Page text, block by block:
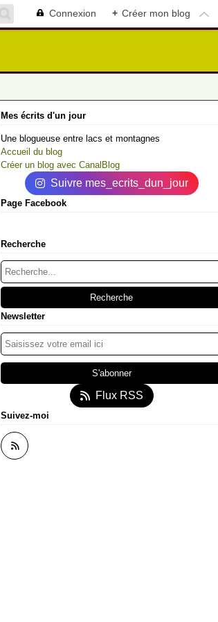
Connexion + Créer mon blog
Mes écrits d'un jour
Une blogueuse entre lacs et montagnes
Accueil du blog
Créer un blog avec CanalBlog
Suivre mes_ecrits_dun_jour
Page Facebook
Recherche
Newsletter
Flux RSS
Suivez-moi